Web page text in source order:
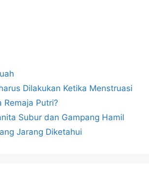
Dilakukan Ketika Menstruasi
Remaja Putri?
Subur dan Gampang Hamil
Jarang Diketahui